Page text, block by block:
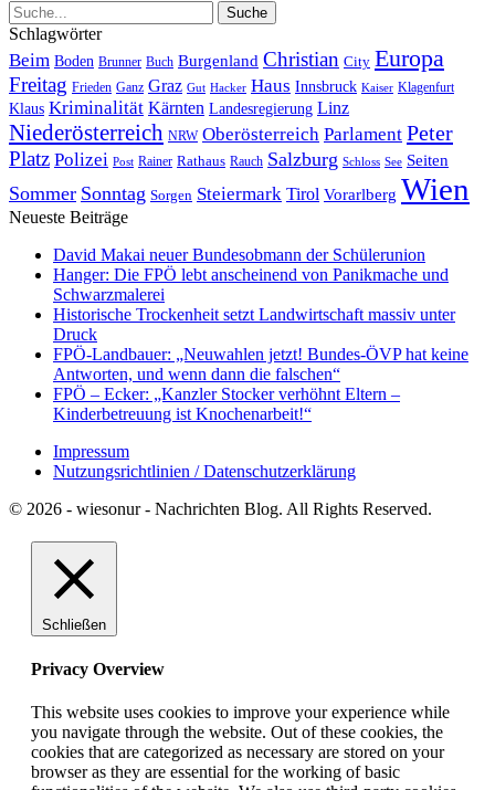
Schlagwörter
Beim Boden Brunner Buch Burgenland Christian City Europa
Freitag Frieden Ganz Graz Gut Hacker Haus Innsbruck Kaiser Klagenfurt
Klaus Kriminalität Kärnten Landesregierung Linz
Niederösterreich NRW Oberösterreich Parlament Peter
Platz Polizei Post Rainer Rathaus Rauch Salzburg Schloss See Seiten
Sommer Sonntag Sorgen Steiermark Tirol Vorarlberg Wien
Neueste Beiträge
David Makai neuer Bundesobmann der Schülerunion
Hanger: Die FPÖ lebt anscheinend von Panikmache und
Schwarzmalerei
Historische Trockenheit setzt Landwirtschaft massiv unter
Druck
FPÖ-Landbauer: „Neuwahlen jetzt! Bundes-ÖVP hat keine
Antworten, und wenn dann die falschen“
FPÖ – Ecker: „Kanzler Stocker verhöhnt Eltern –
Kinderbetreuung ist Knochenarbeit!“
Impressum
Nutzungsrichtlinien / Datenschutzerklärung
© 2026 - wiesonur - Nachrichten Blog. All Rights Reserved.
Schließen
Privacy Overview
This website uses cookies to improve your experience while
you navigate through the website. Out of these cookies, the
cookies that are categorized as necessary are stored on your
browser as they are essential for the working of basic